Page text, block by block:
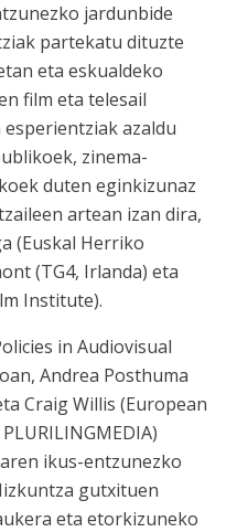
jardunbide
partekatu dituzte
eta eskualdeko
film eta telesail
azaldu
zinema-
duten eginkizunaz
artean izan dira,
(Euskal Herriko
(TG4, Irlanda) eta
Institute).
in Audiovisual
Andrea Posthuma
Craig Willis (European
)
ikus-entzunezko
gutxituen
eta etorkizuneko